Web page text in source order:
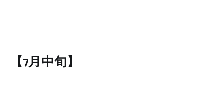
【7月中旬】